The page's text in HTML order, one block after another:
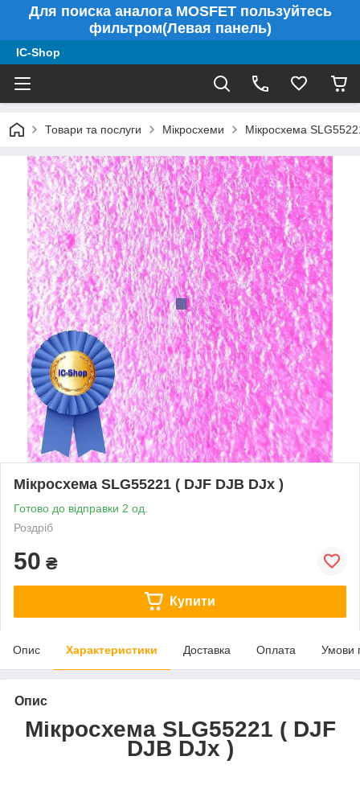
Для поиска аналога MOSFET пользуйтесь
фильтром(Левая панель)
IC-Shop
Товари та послуги Мікросхеми Мікросхема
Мікросхема SLG55221 ( DJF DJB DJx )
Готово до відправки 2 од.
Роздріб
50 ₴
Купити
Опис Характеристики Доставка Оплата Умови
Опис
Мікросхема SLG55221 ( DJF
DJB DJx )